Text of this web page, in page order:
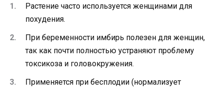
Растение часто используется женщинами для
похудения.
При беременности имбирь полезен для женщин,
так как почти полностью устраняют проблему
токсикоза и головокружения.
Применяется при бесплодии (нормализует